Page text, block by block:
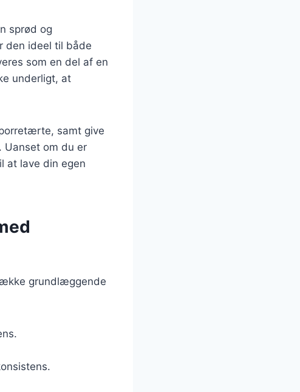
sprød og
den ideel til både
som en del af en
underligt, at
samt give
Uanset om du er
at lave din egen
grundlæggende